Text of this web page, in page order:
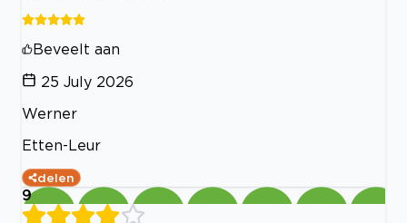
Beveelt aan
25 July 2026
Werner
Etten-Leur
delen
9